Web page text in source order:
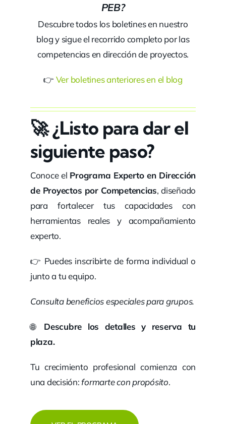
PEB?
Descubre todos los boletines en nuestro
blog y sigue el recorrido completo por las
competencias en dirección de proyectos.
👉 Ver boletines anteriores en el blog
🚀¿Listo para dar el
siguiente paso?
Conoce el Programa Experto en Dirección
de Proyectos por Competencias, diseñado
para fortalecer tus capacidades con
herramientas reales y acompañamiento
experto.
👉 Puedes inscribirte de forma individual o
junto a tu equipo.
Consulta beneficios especiales para grupos.
🌐 Descubre los detalles y reserva tu
plaza.
Tu crecimiento profesional comienza con
una decisión:formarte con propósito.